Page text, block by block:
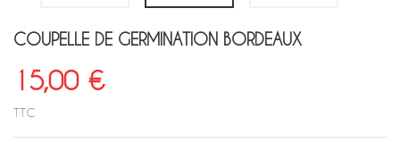
COUPELLE DE GERMINATION BORDEAUX
15,00 €
TTC